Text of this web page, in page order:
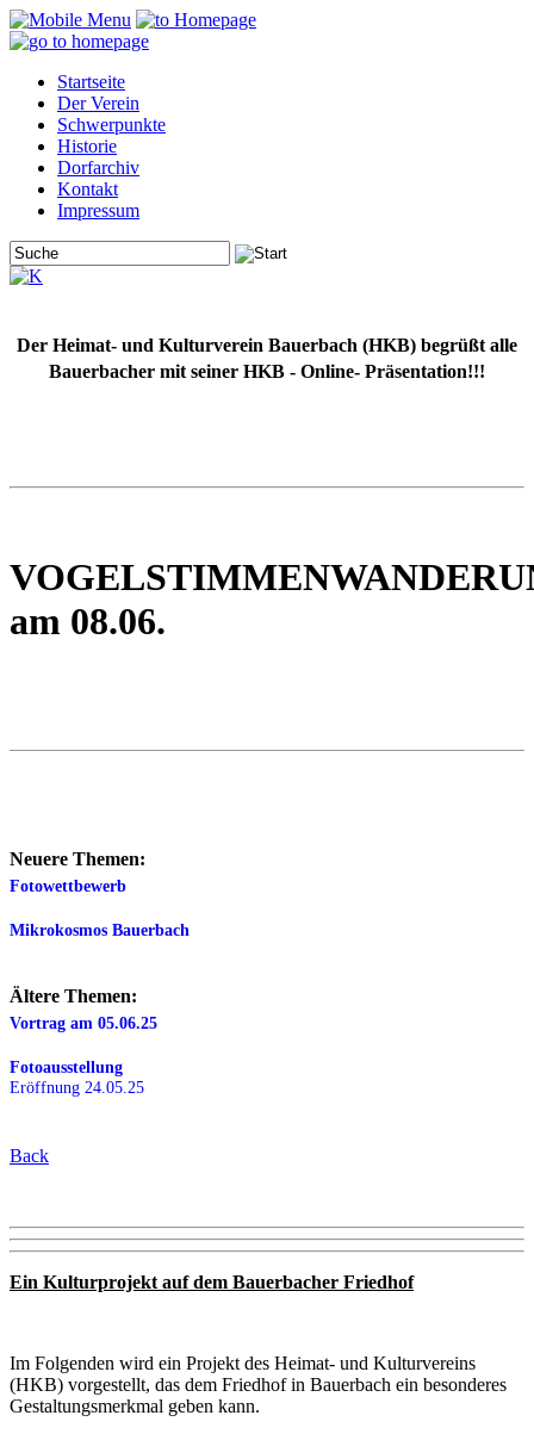
Startseite
Der Verein
Schwerpunkte
Historie
Dorfarchiv
Kontakt
Impressum
Der Heimat- und Kulturverein Bauerbach (HKB) begrüßt alle
Bauerbacher mit seiner HKB - Online- Präsentation!!!
am 08.06.
Neuere Themen:
Fotowettbewerb
Mikrokosmos Bauerbach
Ältere Themen:
Vortrag am 05.06.25
Fotoausstellung
Eröffnung 24.05.25
Back
Ein Kulturprojekt auf dem Bauerbacher Friedhof
Im Folgenden wird ein Projekt des Heimat- und Kulturvereins
(HKB) vorgestellt, das dem Friedhof in Bauerbach ein besonderes
Gestaltungsmerkmal geben kann.